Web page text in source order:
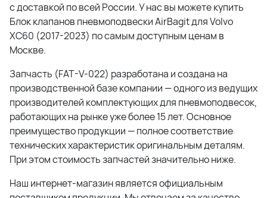
с доставкой по всей России. У нас вы можете купить
Блок клапанов пневмоподвески AirBagit для Volvo
XC60 (2017-2023) по самым доступным ценам в
Москве.
Запчасть (FAT-V-022) разработана и создана на
производственной базе компании — одного из ведущих
производителей комплектующих для пневмоподвесок,
работающих на рынке уже более 15 лет. Основное
преимущество продукции — полное соответствие
технических характеристик оригинальным деталям.
При этом стоимость запчастей значительно ниже.
Наш интернет-магазин является официальным